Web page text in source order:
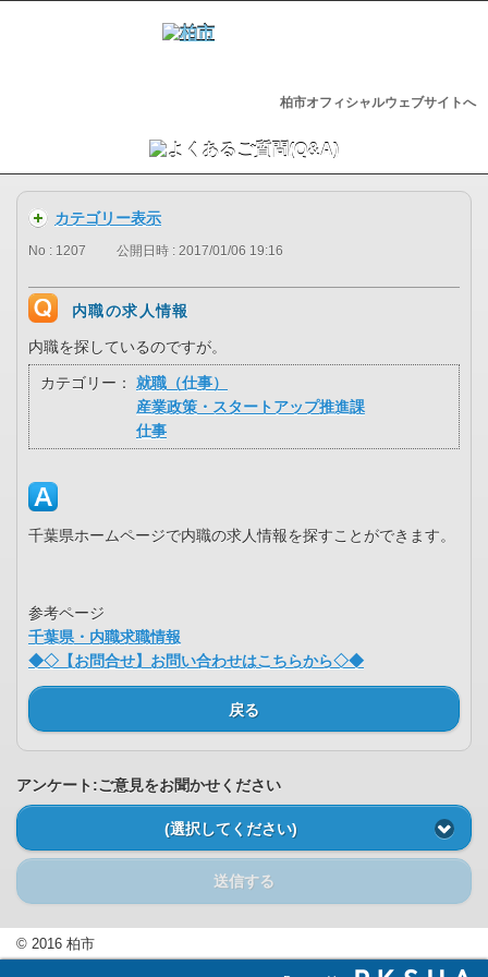
柏市オフィシャルウェブサイトへ
カテゴリー表示
No : 1207 公開日時 : 2017/01/06 19:16
内職の求人情報
内職を探しているのですが。
カテゴリー：
就職（仕事）
産業政策・スタートアップ推進課
仕事
千葉県ホームページで内職の求人情報を探すことができます。
参考ページ
千葉県・内職求職情報
◆◇【お問合せ】お問い合わせはこちらから◇◆
戻る
アンケート:ご意見をお聞かせください
(選択してください)
送信する
© 2016 柏市